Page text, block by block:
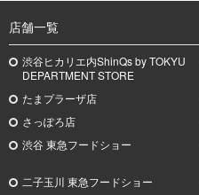
店舗一覧
渋谷ヒカリエ内ShinQs by TOKYU
DEPARTMENT STORE
たまプラーザ店
さっぽろ店
渋谷 東急フードショー
二子玉川 東急フードショー